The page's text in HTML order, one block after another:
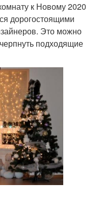
к Новому 2020
дорогостоящими
Это можно
подходящие